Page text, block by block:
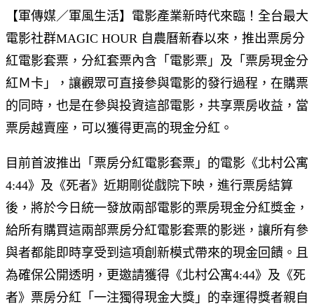
【軍傳媒／軍風生活】電影產業新時代來臨！全台最大
電影社群MAGIC HOUR 自農曆新春以來，推出票房分
紅電影套票，分紅套票內含「電影票」及「票房現金分
紅Ｍ卡」，讓觀眾可直接參與電影的發行過程，在購票
的同時，也是在參與投資這部電影，共享票房收益，當
票房越賣座，可以獲得更高的現金分紅。
目前首波推出「票房分紅電影套票」的電影《北村公寓
4:44》及《死者》近期剛從戲院下映，進行票房結算
後，將於今日統一發放兩部電影的票房現金分紅獎金，
給所有購買這兩部票房分紅電影套票的影迷，讓所有參
與者都能即時享受到這項創新模式帶來的現金回饋。且
為確保公開透明，更邀請獲得《北村公寓4:44》及《死
者》票房分紅「一注獨得現金大獎」的幸運得獎者親自